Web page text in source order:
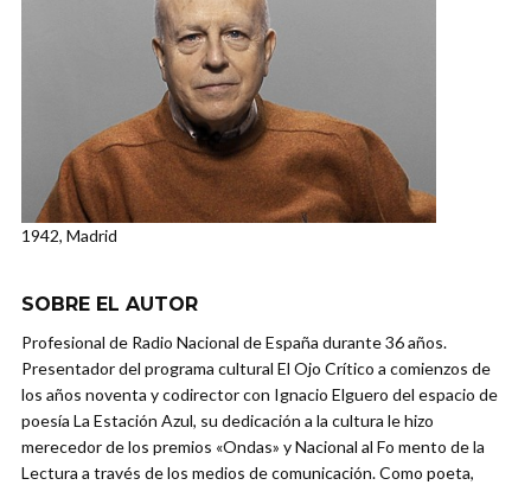
1942, Madrid
SOBRE EL AUTOR
Profesional de Radio Nacional de España durante 36 años.
Presentador del programa cultural El Ojo Crítico a comienzos de
los años noventa y codirector con Ignacio Elguero del espacio de
poesía La Estación Azul, su dedicación a la cultura le hizo
merecedor de los premios «Ondas» y Nacional al Fo mento de la
Lectura a través de los medios de comunicación. Como poeta,